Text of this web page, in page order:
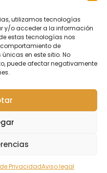
utilizamos tecnologías
y/o acceder a la información
estas tecnologías nos
de
en este sitio. No
puede afectar negativamente
PrivacidadAviso legal